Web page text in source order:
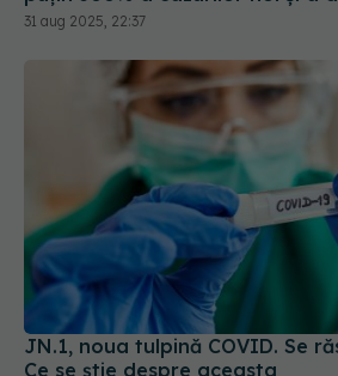
JN.1, noua tulpină COVID. Se
Ce se știe despre aceasta
22 dec 2023, 20:57